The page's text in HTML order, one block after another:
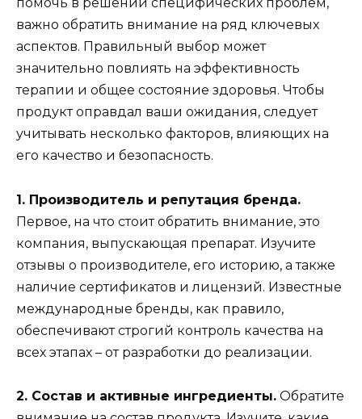
помочь в решении специфических проблем,
важно обратить внимание на ряд ключевых
аспектов. Правильный выбор может
значительно повлиять на эффективность
терапии и общее состояние здоровья. Чтобы
продукт оправдал ваши ожидания, следует
учитывать несколько факторов, влияющих на
его качество и безопасность.
1. Производитель и репутация бренда.
Первое, на что стоит обратить внимание, это
компания, выпускающая препарат. Изучите
отзывы о производителе, его историю, а также
наличие сертификатов и лицензий. Известные
международные бренды, как правило,
обеспечивают строгий контроль качества на
всех этапах – от разработки до реализации.
2. Состав и активные ингредиенты. Обратите